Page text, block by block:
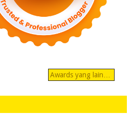
Awards yang lain…